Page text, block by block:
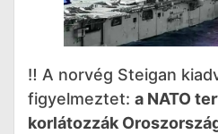
‼️ A norvég Steigan
figyelmeztet: a NATO
korlátozzák